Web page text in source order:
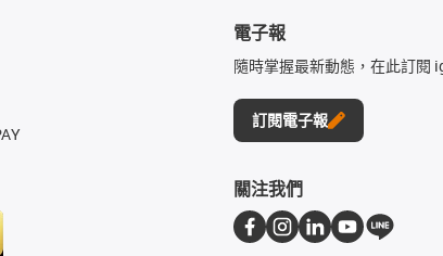
電子報
隨時掌握最新動態，在此訂閱
訂閱電子報
關注我們